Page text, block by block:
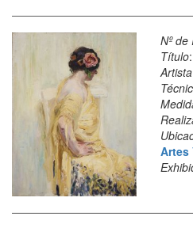
Nº de
Título:
Artista
Artes